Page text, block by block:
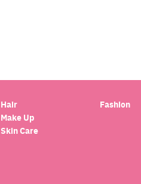
Hair
Make Up
Skin Care
Fashion